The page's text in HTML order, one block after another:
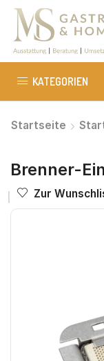
KATEGORIEN
Startseite
Brenner-
Zur